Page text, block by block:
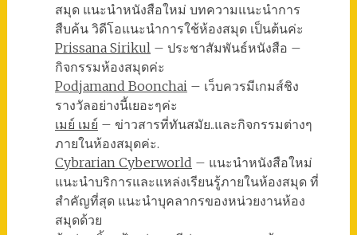
สมุด แนะนำหนังสือใหม่ บทความแนะนำการ
สืบค้น วิดีโอแนะนำการใช้ห้องสมุด เป็นต้นค่ะ
Prissana Sirikul – ประชาสัมพันธ์หนังสือ –
กิจกรรมห้องสมุดค่ะ
Podjamand Boonchai – เว็บควรมีเกมส์ชิง
รางวัลอย่างนี้เยอะๆค่ะ
เมย์ เมย์ – ข่าวสารที่ทันสมัย..และกิจกรรมต่างๆ
ภายในห้องสมุดค่ะ.
Cybrarian Cyberworld – แนะนำหนังสือใหม่
แนะนำบริการและแหล่งเรียนรู้ภายในห้องสมุด ที่
สำคัญที่สุด แนะนำบุคลากรของหน่วยงานห้อง
สมุดด้วย